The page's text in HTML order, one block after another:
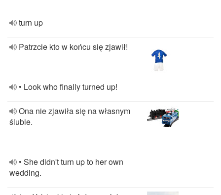
turn up
Patrzcie kto w końcu się zjawił!
• Look who finally turned up!
Ona nie zjawiła się na własnym
ślubie.
• She didn't turn up to her own
wedding.